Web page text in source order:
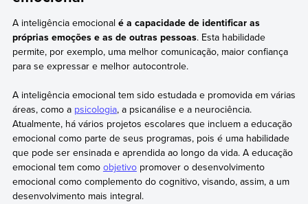
A inteligência emocional é a capacidade de identificar as
próprias emoções e as de outras pessoas. Esta habilidade
permite, por exemplo, uma melhor comunicação, maior confiança
para se expressar e melhor autocontrole.
A inteligência emocional tem sido estudada e promovida em várias
áreas, como a psicologia, a psicanálise e a neurociência.
Atualmente, há vários projetos escolares que incluem a educação
emocional como parte de seus programas, pois é uma habilidade
que pode ser ensinada e aprendida ao longo da vida. A educação
emocional tem como objetivopromover o desenvolvimento
emocional como complemento do cognitivo, visando, assim, a um
desenvolvimento mais integral.